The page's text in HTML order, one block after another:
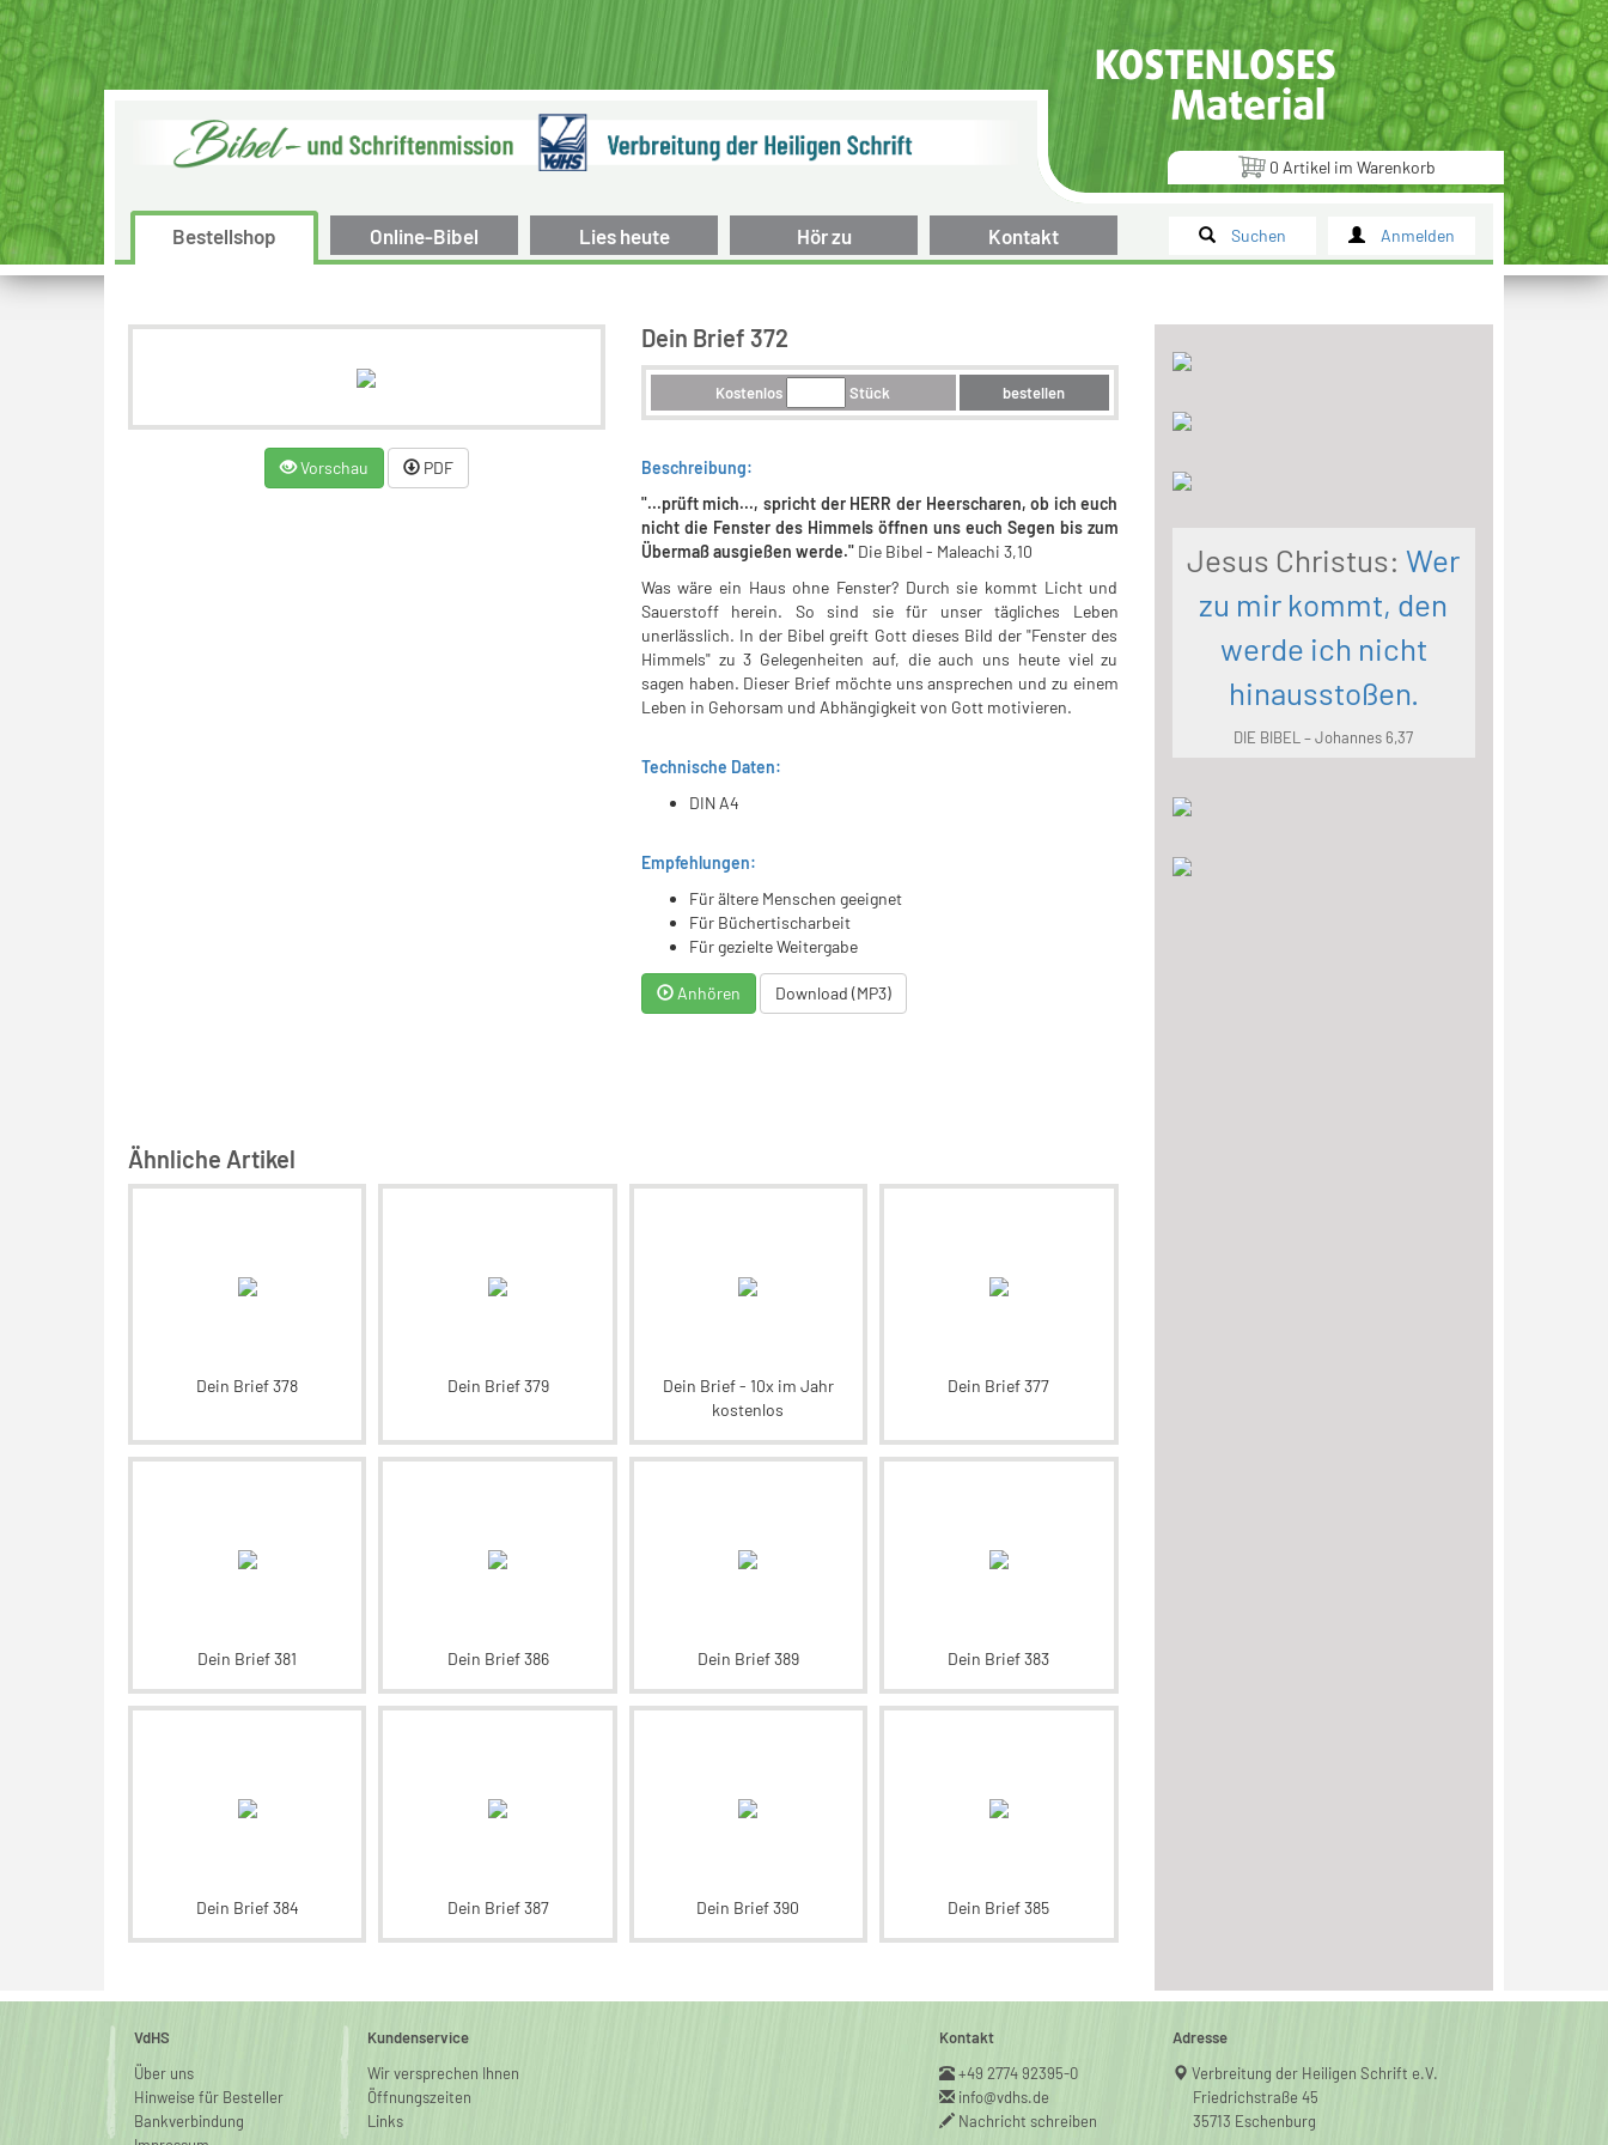
0 Artikel im Warenkorb
Bestellshop Online-Bibel Lies heute Hör zu Kontakt Suchen Anmelden
Vorschau PDF
Dein Brief 372
Kostenlos Stück bestellen
Beschreibung:
"...prüft mich..., spricht der HERR der Heerscharen, ob ich euch
nicht die Fenster des Himmels öffnen uns euch Segen bis zum
Übermaß ausgießen werde."Die Bibel - Maleachi 3,10
Was wäre ein Haus ohne Fenster? Durch sie kommt Licht und
Sauerstoff herein. So sind sie für unser tägliches Leben
unerlässlich. In der Bibel greift Gott dieses Bild der "Fenster des
Himmels" zu 3 Gelegenheiten auf, die auch uns heute viel zu
sagen haben. Dieser Brief möchte uns ansprechen und zu einem
Leben in Gehorsam und Abhängigkeit von Gott motivieren.
Technische Daten:
DIN A4
Empfehlungen:
Für ältere Menschen geeignet
Für Büchertischarbeit
Für gezielte Weitergabe
Anhören Download (MP3)
Ähnliche Artikel
Dein Brief 378 Dein Brief 379
Dein Brief - 10x im Jahr
kostenlos
Dein Brief 377
Dein Brief 381 Dein Brief 386 Dein Brief 389 Dein Brief 383
Dein Brief 384 Dein Brief 387 Dein Brief 390 Dein Brief 385
Jesus Christus: Wer
zu mir kommt, den
werde ich nicht
hinausstoßen.
DIE BIBEL – Johannes 6,37
Kontakt
+49 2774 92395-0
info@vdhs.de
Nachricht schreiben
Adresse
Verbreitung der Heiligen Schrift e.V.
Friedrichstraße 45
35713 Eschenburg
VdHS
Über uns
Hinweise für Besteller
Bankverbindung
Kundenservice
Wir versprechen Ihnen
Öffnungszeiten
Links